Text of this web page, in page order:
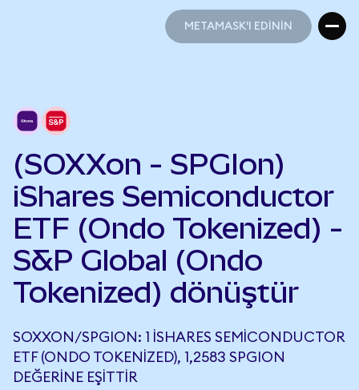
METAMASK'I EDİNİN
(SOXXon - SPGIon)
iShares Semiconductor
ETF (Ondo Tokenized) -
S&P Global (Ondo
Tokenized) dönüştür
SOXXON/SPGION: 1 ISHARES SEMICONDUCTOR
ETF (ONDO TOKENIZED), 1,2583 SPGION
DEĞERINE EŞITTIR